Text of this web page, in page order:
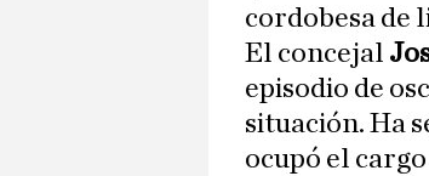
cordobesa de
El concejal
episodio de
situación. Ha
ocupó el